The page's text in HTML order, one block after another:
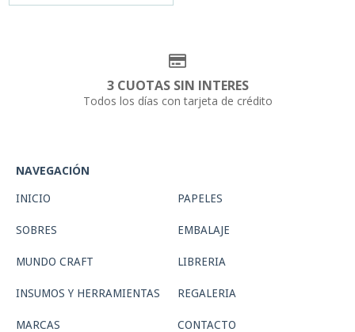
3 CUOTAS SIN INTERES
Todos los días con tarjeta de crédito
NAVEGACIÓN
INICIO PAPELES
SOBRES EMBALAJE
MUNDO CRAFT LIBRERIA
INSUMOS Y HERRAMIENTAS REGALERIA
MARCAS CONTACTO